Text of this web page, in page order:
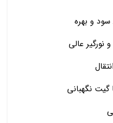
و بهره
نگهبانی